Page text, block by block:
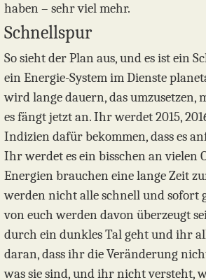
haben – sehr viel mehr.
Schnellspur
So sieht der Plan aus, und es ist ein
ein Energie-System im Dienste
wird lange dauern, das umzusetzen,
es fängt jetzt an. Ihr werdet 2015,
Indizien dafür bekommen, dass es
Ihr werdet es ein bisschen an vielen
Energien brauchen eine lange Zeit
werden nicht alle schnell und sofort
von euch werden davon überzeugt
durch ein dunkles Tal geht und ihr
daran, dass ihr die Veränderung
was sie sind, und ihr nicht versteht,